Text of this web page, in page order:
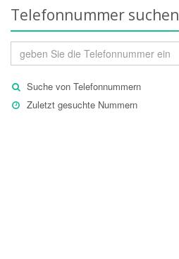
Telefonnummer suchen
Suche von Telefonnummern
Zuletzt gesuchte Nummern